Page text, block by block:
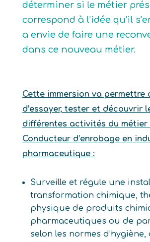
déterminer si le métier
correspond à l’idée qu’il
a envie de faire une
dans ce nouveau métier.
Cette immersion va permettre
d’essayer, tester et découvrir
différentes activités du métier
Conducteur d’enrobage en
pharmaceutique :
Surveille et régule une
transformation chimique,
physique de produits
pharmaceutiques ou de
selon les normes